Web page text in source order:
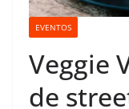
EVENTOS
Veggie
de